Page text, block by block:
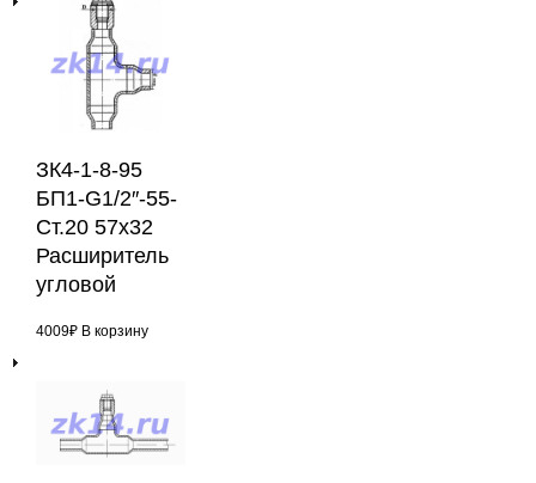
ЗК4-1-8-95
БП1-G1/2″-55-
Ст.20 57х32
Расширитель
угловой
4009₽ В корзину